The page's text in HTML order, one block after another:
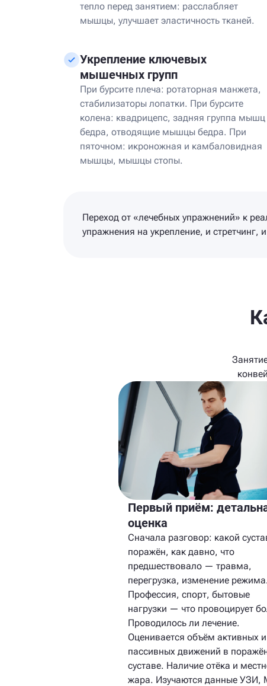
тепло перед занятием: расслабляет
мышцы, улучшает эластичность тканей.
Укрепление ключевых
мышечных групп
При бурсите плеча: ротаторная манжета,
стабилизаторы лопатки. При бурсите
колена: квадрицепс, задняя группа мышц
бедра, отводящие мышцы бедра. При
пяточном: икроножная и камбаловидная
мышцы, мышцы стопы.
Переход от «лечебных упражнений» к
упражнения на укрепление, и
Первый приём:
оценка
Сначала разговор: какой
поражён, как давно, что
предшествовало — травма,
перегрузка, изменение
Профессия, спорт, бытовые
нагрузки — что провоцирует
Проводилось ли лечение.
Оценивается объём активных и
пассивных движений в
суставе. Наличие отёка и
жара. Изучаются данные УЗИ,